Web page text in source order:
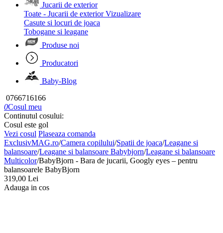
Jucarii de exterior
Toate - Jucarii de exterior Vizualizare
Casute si locuri de joaca
Tobogane si leagane
Produse noi
Producatori
Baby-Blog
0766716166
0Cosul meu
Continutul cosului:
Cosul este gol
Vezi cosul Plaseaza comanda
ExclusivMAG.ro/Camera copilului/Spatii de joaca/Leagane si
balansoare/Leagane si balansoare Babybjorn/Leagane si balansoare
Multicolor/BabyBjorn - Bara de jucarii, Googly eyes – pentru
balansoarele BabyBjorn
319,00 Lei
Adauga in cos